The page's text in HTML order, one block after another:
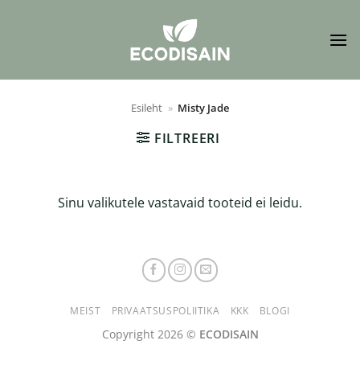
Esileht » Misty Jade
FILTREERI
Sinu valikutele vastavaid tooteid ei leidu.
MEIST PRIVAATSUSPOLIITIKA KKK BLOGI
Copyright 2026 © ECODISAIN